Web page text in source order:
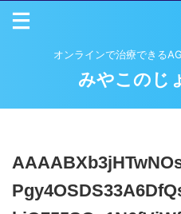
オンラインで治療できる
みやこのじ